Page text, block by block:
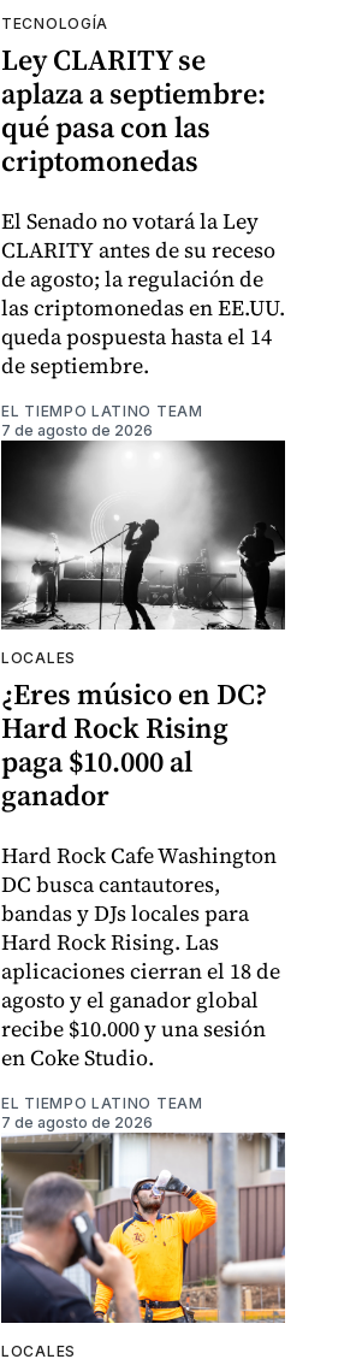
TECNOLOGÍA
Ley CLARITY se
aplaza a septiembre:
qué pasa con las
criptomonedas
El Senado no votará la Ley
CLARITY antes de su receso
de agosto; la regulación de
las criptomonedas en EE.UU.
queda pospuesta hasta el 14
de septiembre.
EL TIEMPO LATINO TEAM
7 de agosto de 2026
LOCALES
¿Eres músico en DC?
Hard Rock Rising
paga $10.000 al
ganador
Hard Rock Cafe Washington
DC busca cantautores,
bandas y DJs locales para
Hard Rock Rising. Las
aplicaciones cierran el 18 de
agosto y el ganador global
recibe $10.000 y una sesión
en Coke Studio.
EL TIEMPO LATINO TEAM
7 de agosto de 2026
LOCALES